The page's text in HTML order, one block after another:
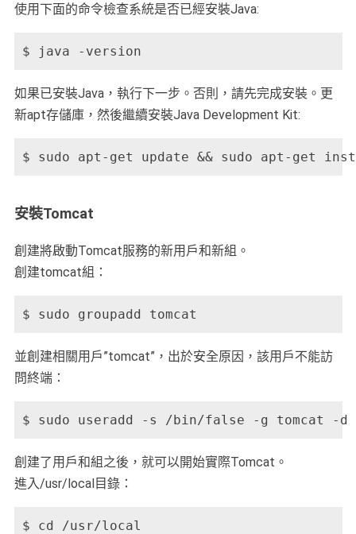
使用下面的命令檢查系統是否已經安裝Java:
$ java -version
如果已安裝Java，執行下一步。否則，請先完成安裝。更
新apt存儲庫，然後繼續安裝Java Development Kit:
$ sudo apt-get update && sudo apt-get
安裝Tomcat
創建將啟動Tomcat服務的新用戶和新組。
創建tomcat組：
$ sudo groupadd tomcat
並創建相關用戶”tomcat”，出於安全原因，該用戶不能訪
問終端：
$ sudo useradd -s /bin/false -g tomcat -
創建了用戶和組之後，就可以開始實際Tomcat。
進入/usr/local目錄：
$ cd /usr/local